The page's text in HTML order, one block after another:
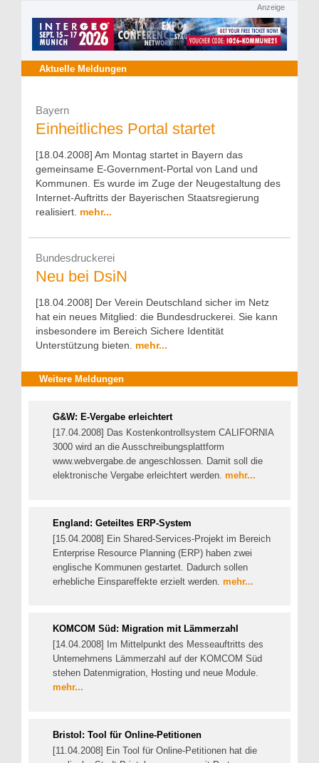
Anzeige
Aktuelle Meldungen
Bayern
Einheitliches Portal startet
[18.04.2008] Am Montag startet in Bayern das
gemeinsame E-Government-Portal von Land und
Kommunen. Es wurde im Zuge der Neugestaltung des
Internet-Auftritts der Bayerischen Staatsregierung
realisiert. mehr...
Bundesdruckerei
Neu bei DsiN
[18.04.2008] Der Verein Deutschland sicher im Netz
hat ein neues Mitglied: die Bundesdruckerei. Sie kann
insbesondere im Bereich Sichere Identität
Unterstützung bieten. mehr...
Weitere Meldungen
G&W: E-Vergabe erleichtert
[17.04.2008] Das Kostenkontrollsystem CALIFORNIA
3000 wird an die Ausschreibungsplattform
www.webvergabe.de angeschlossen. Damit soll die
elektronische Vergabe erleichtert werden. mehr...
England: Geteiltes ERP-System
[15.04.2008] Ein Shared-Services-Projekt im Bereich
Enterprise Resource Planning (ERP) haben zwei
englische Kommunen gestartet. Dadurch sollen
erhebliche Einspareffekte erzielt werden. mehr...
KOMCOM Süd: Migration mit Lämmerzahl
[14.04.2008] Im Mittelpunkt des Messeauftritts des
Unternehmens Lämmerzahl auf der KOMCOM Süd
stehen Datenmigration, Hosting und neue Module.
mehr...
Bristol: Tool für Online-Petitionen
[11.04.2008] Ein Tool für Online-Petitionen hat die